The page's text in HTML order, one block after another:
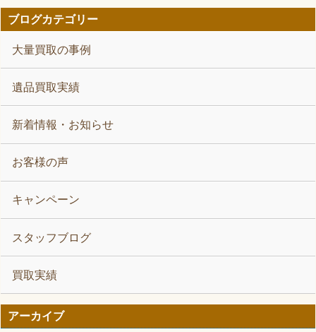
ブログカテゴリー
大量買取の事例
遺品買取実績
新着情報・お知らせ
お客様の声
キャンペーン
スタッフブログ
買取実績
アーカイブ